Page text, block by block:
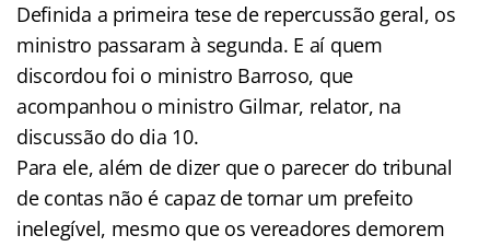
Definida a primeira tese de repercussão geral, os
ministro passaram à segunda. E aí quem
discordou foi o ministro Barroso, que
acompanhou o ministro Gilmar, relator, na
discussão do dia 10.
Para ele, além de dizer que o parecer do tribunal
de contas não é capaz de tornar um prefeito
inelegível, mesmo que os vereadores demorem